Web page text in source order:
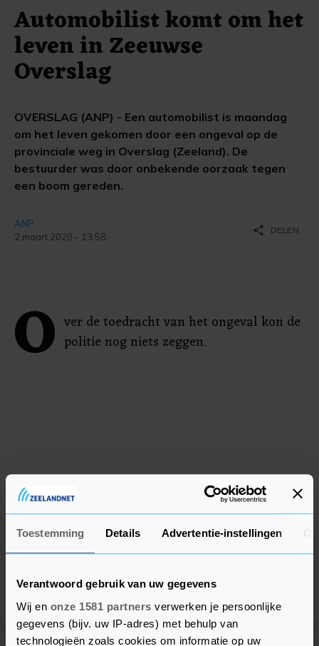
Toestemming Details Advertentie-instellingen
Verantwoord gebruik van uw gegevens
Wij en onze 1581 partners verwerken je persoonlijke
gegevens (bijv. uw IP-adres) met behulp van
technologieën zoals cookies om informatie op uw
Automobilist komt om het
leven in Zeeuwse
Overslag
OVERSLAG (ANP) - Een automobilist is maandag
om het leven gekomen door een ongeval op de
provinciale weg in Overslag (Zeeland). De
bestuurder was door onbekende oorzaak tegen
een boom gereden.
ANP
2 maart 2020 - 13:58
share DELEN
O ver de toedracht van het ongeval kon de
politie nog niets zeggen.